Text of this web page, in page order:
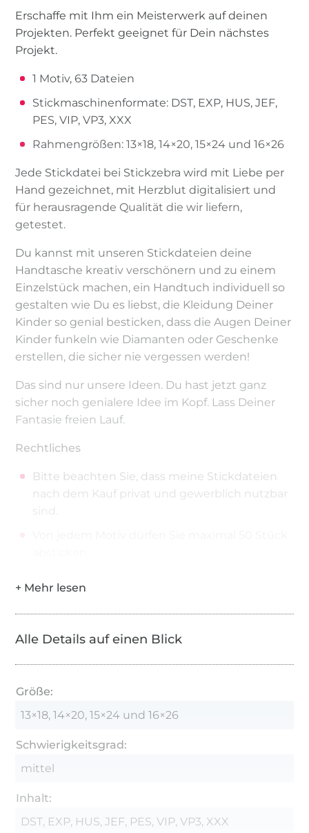
Erschaffe mit Ihm ein Meisterwerk auf deinen
Projekten. Perfekt geeignet für Dein nächstes
Projekt.
1 Motiv, 63 Dateien
Stickmaschinenformate: DST, EXP, HUS, JEF,
PES, VIP, VP3, XXX
Rahmengrößen: 13×18, 14×20, 15×24 und 16×26
Jede Stickdatei bei Stickzebra wird mit Liebe per
Hand gezeichnet, mit Herzblut digitalisiert und
für herausragende Qualität die wir liefern,
getestet.
Du kannst mit unseren Stickdateien deine
Handtasche kreativ verschönern und zu einem
Einzelstück machen, ein Handtuch individuell so
gestalten wie Du es liebst, die Kleidung Deiner
Kinder so genial besticken, dass die Augen Deiner
Kinder funkeln wie Diamanten oder Geschenke
erstellen, die sicher nie vergessen werden!
Das sind nur unsere Ideen. Du hast jetzt ganz
sicher noch genialere Idee im Kopf. Lass Deiner
Fantasie freien Lauf.
Rechtliches
Bitte beachten Sie, dass meine Stickdateien
nach dem Kauf privat und gewerblich nutzbar
sind.
Alle Details auf einen Blick
Größe:
13×18, 14×20, 15×24 und 16×26
Schwierigkeitsgrad:
mittel
Inhalt:
DST, EXP, HUS, JEF, PES, VIP, VP3, XXX